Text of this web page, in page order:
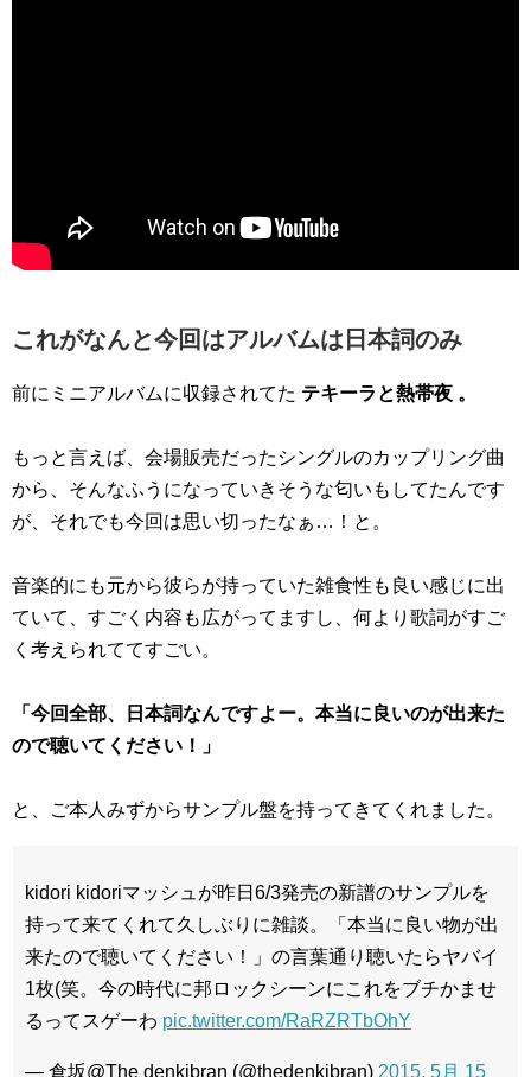
これがなんと今回はアルバムは日本詞のみ
前にミニアルバムに収録されてた テキーラと熱帯夜 。
もっと言えば、会場販売だったシングルのカップリング曲
から、そんなふうになっていきそうな匂いもしてたんです
が、それでも今回は思い切ったなぁ…！と。
音楽的にも元から彼らが持っていた雑食性も良い感じに出
ていて、すごく内容も広がってますし、何より歌詞がすご
く考えられててすごい。
「今回全部、日本詞なんですよー。本当に良いのが出来た
ので聴いてください！」
と、ご本人みずからサンプル盤を持ってきてくれました。
kidori kidoriマッシュが昨日6/3発売の新譜のサンプルを
持って来てくれて久しぶりに雑談。「本当に良い物が出
来たので聴いてください！」の言葉通り聴いたらヤバイ
1枚(笑。今の時代に邦ロックシーンにこれをブチかませ
るってスゲーわ pic.twitter.com/RaRZRTbOhY
— 倉坂@The denkibran (@thedenkibran) 2015, 5月 15